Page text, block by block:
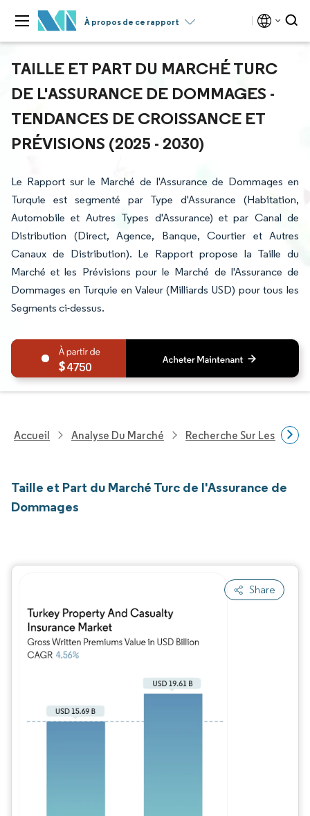
À propos de ce rapport
TAILLE ET PART DU MARCHÉ TURC
DE L'ASSURANCE DE DOMMAGES -
TENDANCES DE CROISSANCE ET
PRÉVISIONS (2025 - 2030)
Le Rapport sur le Marché de l'Assurance de Dommages en
Turquie est segmenté par Type d'Assurance (Habitation,
Automobile et Autres Types d'Assurance) et par Canal de
Distribution (Direct, Agence, Banque, Courtier et Autres
Canaux de Distribution). Le Rapport propose la Taille du
Marché et les Prévisions pour le Marché de l'Assurance de
Dommages en Turquie en Valeur (Milliards USD) pour tous les
Segments ci-dessus.
4750
Accueil Analyse Du Marché Recherche Sur Les
Taille et Part du Marché Turc de l'Assurance de
Dommages
Share